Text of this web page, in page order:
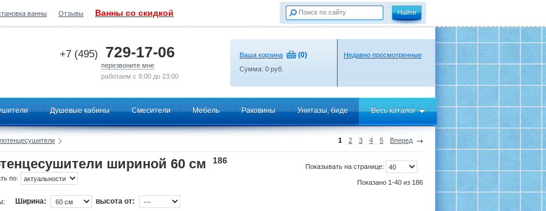
ванны Отзывы Ванны со скидкой
+7 (495) 729-17-06
перезвоните мне
работаем с 9:00 до 23:00
Ваша корзина (0)
Сумма: 0 руб.
Недавно просмотренные
Душевые кабины Смесители Мебель Раковины Унитазы, биде Весь каталог
1 2 3 4 5 Вперед
Показывать на странице:
Показано 1-40 из 186
шириной 60 см 186
по:
Ширина: высота от: